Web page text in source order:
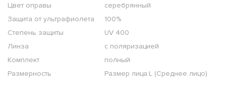
Цвет оправы
серебрянный
Защита от ультрафиолета
100%
Степень защиты
UV 400
Линза
с поляризацией
Комплект
полный
Размерность
Размер лица:L (Среднее лицо)